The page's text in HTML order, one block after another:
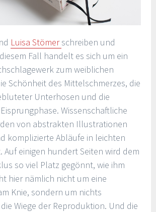
Luisa Stömerschreiben und
Fall handelt es sich um ein
zum weiblichen
Schönheit des Mittelschmerzes, die
Unterhosen und die
Wissenschaftliche
von abstrakten Illustrationen
komplizierte Abläufe in leichten
einigen hundert Seiten wird dem
so viel Platz gegönnt, wie ihm
hier nämlich nicht um eine
Knie, sondern um nichts
Wiege der Reproduktion. Und die